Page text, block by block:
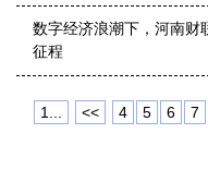
数字经济浪潮下，河南财
征程
1... << 4 5 6 7